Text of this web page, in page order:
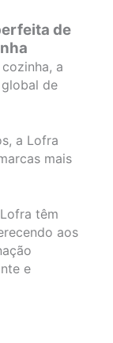
de
a
de
a Lofra
mais
têm
aos
e